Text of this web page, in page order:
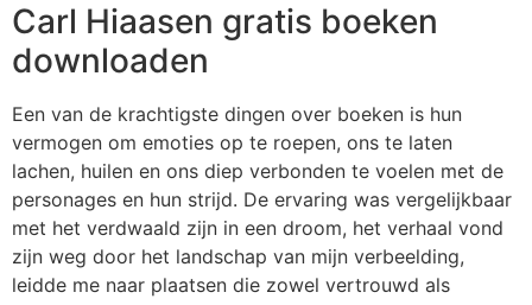
Carl Hiaasen gratis boeken
downloaden
Een van de krachtigste dingen over boeken is hun
vermogen om emoties op te roepen, ons te laten
lachen, huilen en ons diep verbonden te voelen met de
personages en hun strijd. De ervaring was vergelijkbaar
met het verdwaald zijn in een droom, het verhaal vond
zijn weg door het landschap van mijn verbeelding,
leidde me naar plaatsen die zowel vertrouwd als